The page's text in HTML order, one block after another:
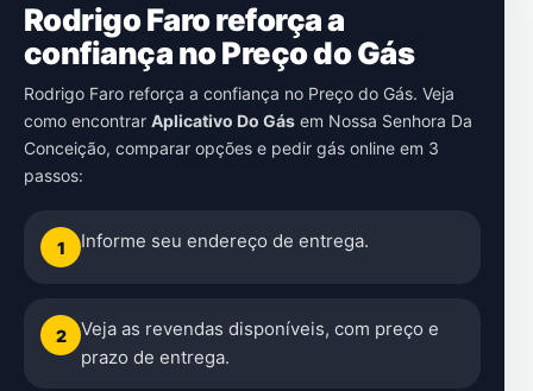
Rodrigo Faro reforça a
confiança no Preço do Gás
Rodrigo Faro reforça a confiança no Preço do Gás. Veja
como encontrar Aplicativo Do Gás em Nossa Senhora Da
Conceição, comparar opções e pedir gás online em 3
passos:
1 Informe seu endereço de entrega.
2
Veja as revendas disponíveis, com preço e
prazo de entrega.